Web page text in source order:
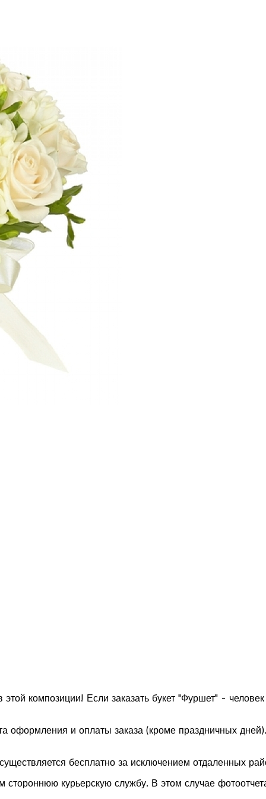
композиции! Если заказать букет "Фуршет" - человек
оформления и оплаты заказа (кроме праздничных
бесплатно за исключением отдаленных
курьерскую службу. В этом случае